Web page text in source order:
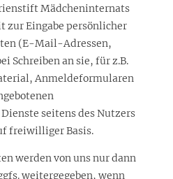
Mädcheninternats
zur Eingabe persönlicher
(E-Mail-Adressen,
Schreiben an sie, für z.B.
Anmeldeformularen
seitens des Nutzers
freiwilliger Basis.
werden von uns nur dann
weitergegeben, wenn